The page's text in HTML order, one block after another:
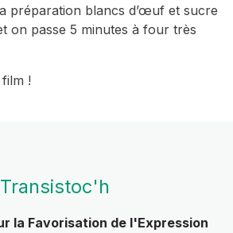
préparation blancs d’œuf et sucre
on passe 5 minutes à four très
!
Transistoc'h
la Favorisation de l'Expression